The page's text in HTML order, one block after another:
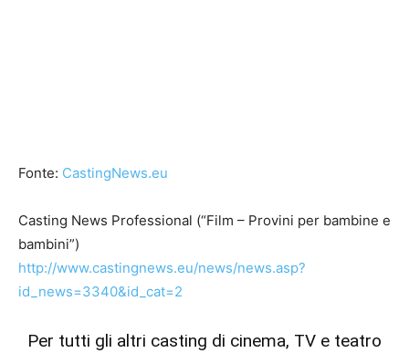
Fonte: CastingNews.eu
Casting News Professional (“Film – Provini per bambine e
bambini”)
http://www.castingnews.eu/news/news.asp?
id_news=3340&id_cat=2
Per tutti gli altri casting di cinema, TV e teatro